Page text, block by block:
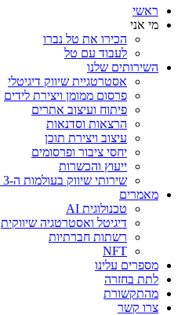
ראשי
מי אני
הכירו את טל נברו
לעבוד עם טל
השירותים שלנו
אסטרטגיית שיווק דיגיטלי
פרסום ממומן ויצירת לידים
פיתוח ועיצוב אתרים
הרצאות וסדנאות
עיצוב ויצירת תוכן
יחסי ציבור ופרסומים
ייעוץ והכשרות
שירותי שיווק בעולמות ה-WEB 3 וה-NFT
מאמרים
טכנולוגית AI
דיגיטל ואסטרטגיה שיווקית
רשתות חברתיות
NFT
מספרים עלינו
לתת בחזרה
מהתקשורת
צרו קשר